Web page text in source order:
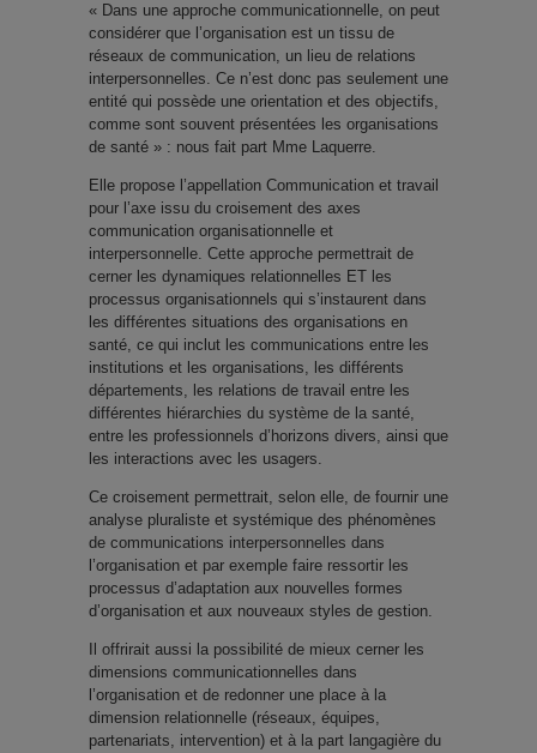
« Dans une approche communicationnelle, on peut
considérer que l’organisation est un tissu de
réseaux de communication, un lieu de relations
interpersonnelles. Ce n’est donc pas seulement une
entité qui possède une orientation et des objectifs,
comme sont souvent présentées les organisations
de santé » : nous fait part Mme Laquerre.
Elle propose l’appellation Communication et travail
pour l’axe issu du croisement des axes
communication organisationnelle et
interpersonnelle. Cette approche permettrait de
cerner les dynamiques relationnelles ET les
processus organisationnels qui s’instaurent dans
les différentes situations des organisations en
santé, ce qui inclut les communications entre les
institutions et les organisations, les différents
départements, les relations de travail entre les
différentes hiérarchies du système de la santé,
entre les professionnels d’horizons divers, ainsi que
les interactions avec les usagers.
Ce croisement permettrait, selon elle, de fournir une
analyse pluraliste et systémique des phénomènes
de communications interpersonnelles dans
l’organisation et par exemple faire ressortir les
processus d’adaptation aux nouvelles formes
d’organisation et aux nouveaux styles de gestion.
Il offrirait aussi la possibilité de mieux cerner les
dimensions communicationnelles dans
l’organisation et de redonner une place à la
dimension relationnelle (réseaux, équipes,
partenariats, intervention) et à la part langagière du